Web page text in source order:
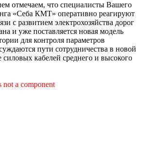
отмечаем, что специалисты Вашего
«Себа КМТ» оперативно реагируют
с развитием электрохозяйства дорог
и уже поставляется новая модель
для контроля параметров
пути сотрудничества в новой
силовых кабелей среднего и высокого
not a component